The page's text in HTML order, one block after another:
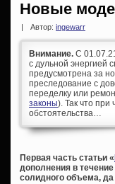
Новые
Автор: ingewarr
Внимание. С
с дульной энергией
предусмотрена за
преследование с
переделку или
законы). Так что при
обстоятельства…
Первая часть статьи «
дополнения в
солидного объема,